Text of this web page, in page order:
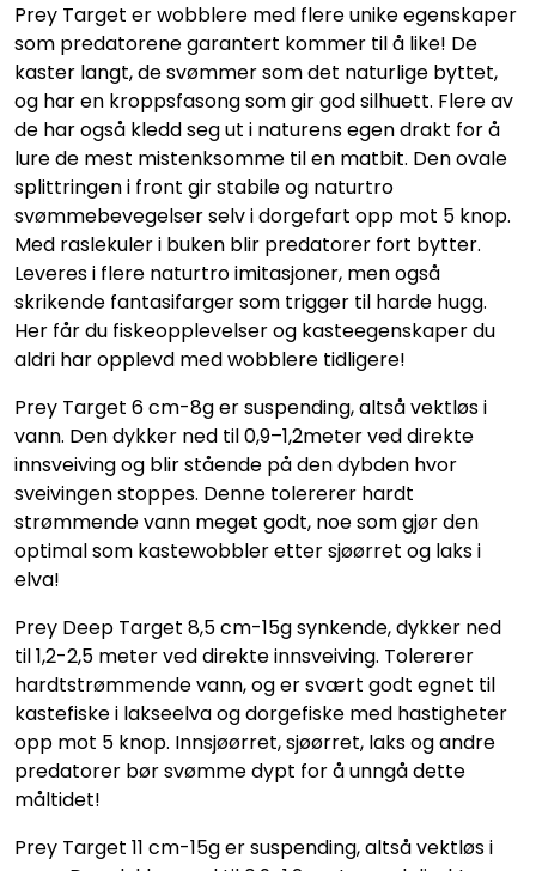
Prey Target er wobblere med flere unike egenskaper
som predatorene garantert kommer til å like! De
kaster langt, de svømmer som det naturlige byttet,
og har en kroppsfasong som gir god silhuett. Flere av
de har også kledd seg ut i naturens egen drakt for å
lure de mest mistenksomme til en matbit. Den ovale
splittringen i front gir stabile og naturtro
svømmebevegelser selv i dorgefart opp mot 5 knop.
Med raslekuler i buken blir predatorer fort bytter.
Leveres i flere naturtro imitasjoner, men også
skrikende fantasifarger som trigger til harde hugg.
Her får du fiskeopplevelser og kasteegenskaper du
aldri har opplevd med wobblere tidligere!
Prey Target 6 cm-8g er suspending, altså vektløs i
vann. Den dykker ned til 0,9–1,2meter ved direkte
innsveiving og blir stående på den dybden hvor
sveivingen stoppes. Denne tolererer hardt
strømmende vann meget godt, noe som gjør den
optimal som kastewobbler etter sjøørret og laks i
elva!
Prey Deep Target 8,5 cm-15g synkende, dykker ned
til 1,2-2,5 meter ved direkte innsveiving. Tolererer
hardtstrømmende vann, og er svært godt egnet til
kastefiske i lakseelva og dorgefiske med hastigheter
opp mot 5 knop. Innsjøørret, sjøørret, laks og andre
predatorer bør svømme dypt for å unngå dette
måltidet!
Prey Target 11 cm-15g er suspending, altså vektløs i